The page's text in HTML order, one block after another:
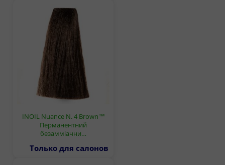
INOIL Nuance N. 4 Brown™
Перманентний
безамміачни…
Только для салонов